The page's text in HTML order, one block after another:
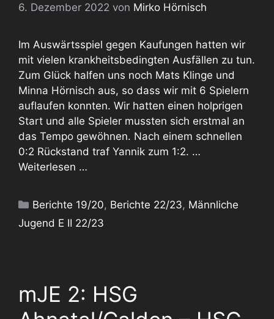
6. Dezember 2022 von Mirko Hörnisch
Im Auswärtsspiel gegen Kaufungen hatten wir
mit vielen krankheitsbedingten Ausfällen zu tun.
Zum Glück halfen uns noch Mats Klinge und
Minna Hörnisch aus, so dass wir mit 6 Spielern
auflaufen konnten. Wir hatten einen holprigen
Start und alle Spieler mussten sich erstmal an
das Tempo gewöhnen. Nach einem schnellen
0:2 Rückstand traf Yannik zum 1:2. …
Weiterlesen …
Kategorien
Berichte 19/20, Berichte 22/23, Männliche
Jugend E II 22/23
mJE 2: HSG